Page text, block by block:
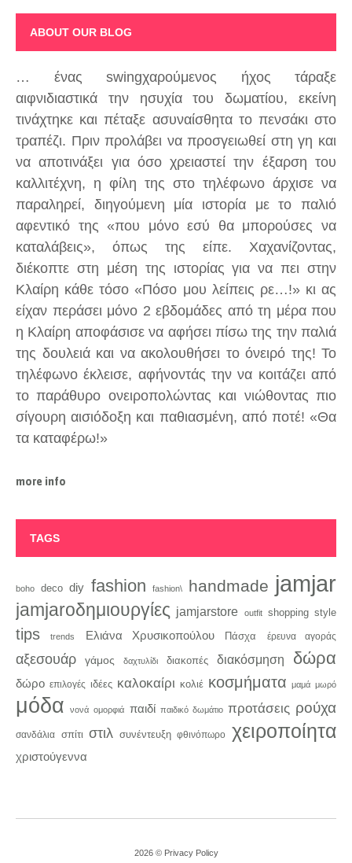
ABOUT OUR BLOG
… ένας swingχαρούμενος ήχος τάραξε
αιφνιδιαστικά την ησυχία του δωματίου, εκείνη
τινάχτηκε και πέταξε ασυναίσθητα το πενσάκι στο
τραπέζι. Πριν προλάβει να προσγειωθεί στη γη και
να αποτινάξει για όσο χρειαστεί την έξαρση του
καλλιτέχνη, η φίλη της στο τηλέφωνο άρχισε να
παραληρεί, διηγούμενη μία ιστορία με το παλιό
αφεντικό της «που μόνο εσύ θα μπορούσες να
καταλάβεις», όπως της είπε. Χαχανίζοντας,
διέκοπτε στη μέση της ιστορίας για να πει στην
Κλαίρη κάθε τόσο «Πόσο μου λείπεις ρε…!» κι ας
είχαν περάσει μόνο 2 εβδομάδες από τη μέρα που
η Κλαίρη αποφάσισε να αφήσει πίσω της την παλιά
της δουλειά και να ακολουθήσει το όνειρό της! Το
τηλέφωνο έκλεισε, αφήνοντάς την να κοιτάζει από
το παράθυρο ονειροπολώντας και νιώθοντας πιο
σίγουρη αισιόδοξη και παθιασμένη, από ποτέ! «Θα
τα καταφέρω!»
more info
TAGS
boho deco diy fashion fashion\ handmade jamjar
jamjaroδημιουργίες jamjarstore outfit shopping style
tips trends Ελιάνα Χρυσικοπούλου Πάσχα έρευνα αγοράς
αξεσουάρ γάμος δαχτυλίδι διακοπές διακόσμηση δώρα
δώρο επιλογές ιδέες καλοκαίρι κολιέ κοσμήματα μαμά μωρό
μόδα νονά ομορφιά παιδί παιδικό δωμάτιο προτάσεις ρούχα
σανδάλια σπίτι στιλ συνέντευξη φθινόπωρο χειροποίητα
χριστούγεννα
2026 © Privacy Policy